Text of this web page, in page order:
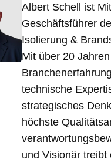
Albert Schell ist
Geschäftsführer
Isolierung &
Mit über 20 Jahren
technische
strategisches
höchste
und Visionär treibt